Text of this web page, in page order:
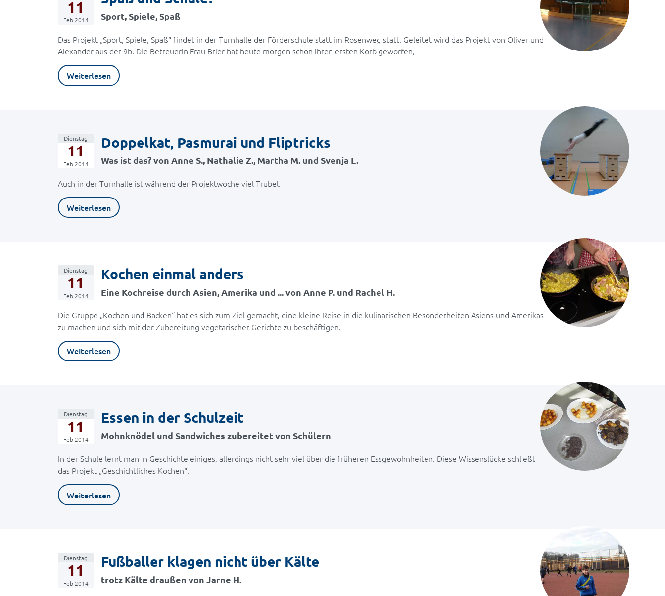
11
Feb 2014 Sport, Spiele, Spaß
Das Projekt „Sport, Spiele, Spaß“ findet in der Turnhalle der Förderschule statt im Rosenweg statt. Geleitet wird das Projekt von Oliver und
Alexander aus der 9b. Die Betreuerin Frau Brier hat heute morgen schon ihren ersten Korb geworfen,
Weiterlesen
Dienstag
11
Feb 2014
Doppelkat, Pasmurai und Fliptricks
Was ist das? von Anne S., Nathalie Z., Martha M. und Svenja L.
Auch in der Turnhalle ist während der Projektwoche viel Trubel.
Weiterlesen
Dienstag
11
Feb 2014
Kochen einmal anders
Eine Kochreise durch Asien, Amerika und ... von Anne P. und Rachel H.
Die Gruppe „Kochen und Backen“ hat es sich zum Ziel gemacht, eine kleine Reise in die kulinarischen Besonderheiten Asiens und Amerikas
zu machen und sich mit der Zubereitung vegetarischer Gerichte zu beschäftigen.
Weiterlesen
Dienstag
11
Feb 2014
Essen in der Schulzeit
Mohnknödel und Sandwiches zubereitet von Schülern
In der Schule lernt man in Geschichte einiges, allerdings nicht sehr viel über die früheren Essgewohnheiten. Diese Wissenslücke schließt
das Projekt „Geschichtliches Kochen“.
Weiterlesen
Dienstag
11
Feb 2014
Fußballer klagen nicht über Kälte
trotz Kälte draußen von Jarne H.